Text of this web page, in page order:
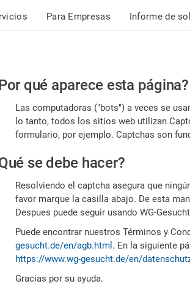
Para Empresas Informe de
favor,
confirme
humano
qué aparece esta página?
Las computadoras ("bots") a veces se
lo tanto, todos los sitios web utilizan
formulario, por ejemplo. Captchas son
se debe hacer?
Resolviendo el captcha asegura que
favor marque la casilla abajo. De esta
Despues puede seguir usando WG-
Puede encontrar nuestros Términos y
gesucht.de/en/agb.html . En la siguiente
https://www.wg-gesucht.de/en/
Gracias por su ayuda.